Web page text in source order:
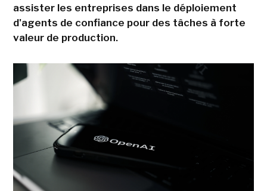
assister les entreprises dans le déploiement
d'agents de confiance pour des tâches à forte
valeur de production.